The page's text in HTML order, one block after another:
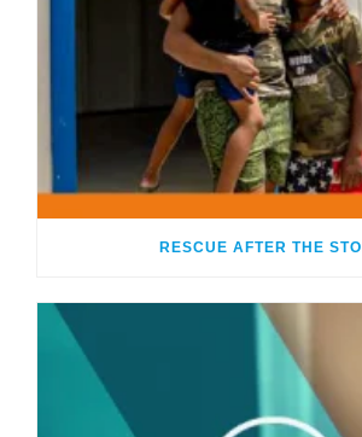
RESCUE AFTER THE